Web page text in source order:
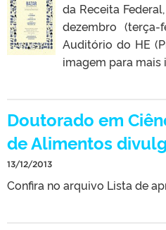
da Receita
dezembro
Auditório do HE
imagem para mais
Doutorado em
de Alimentos
13/12/2013
Confira no arquivo Lista de